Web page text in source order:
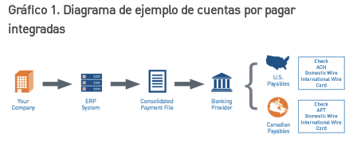
Gráfico 1. Diagrama de ejemplo de cuentas por pagar
integradas